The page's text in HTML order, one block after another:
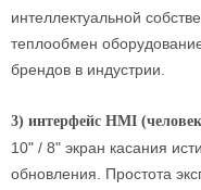
интеллектуальной
теплообмен
брендов в индустрии.
3) интерфейс HMI
10" / 8" экран касания
обновления. Простота